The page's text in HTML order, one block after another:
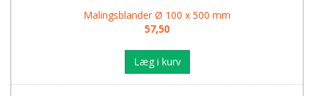
Malingsblander Ø 100 x 500 mm
57,50
Læg i kurv